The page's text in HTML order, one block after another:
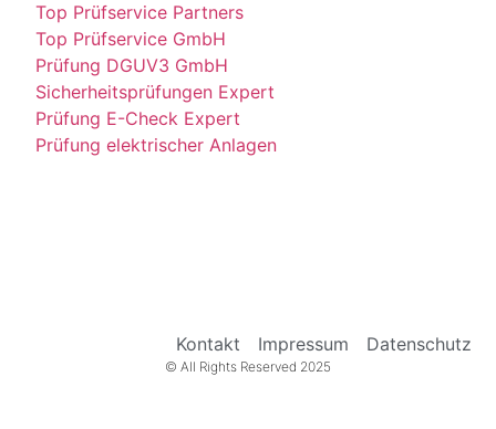
Top Prüfservice Partners
Top Prüfservice GmbH
Prüfung DGUV3 GmbH
Sicherheitsprüfungen Expert
Prüfung E-Check Expert
Prüfung elektrischer Anlagen
Kontakt Impressum Datenschutz
© All Rights Reserved 2025